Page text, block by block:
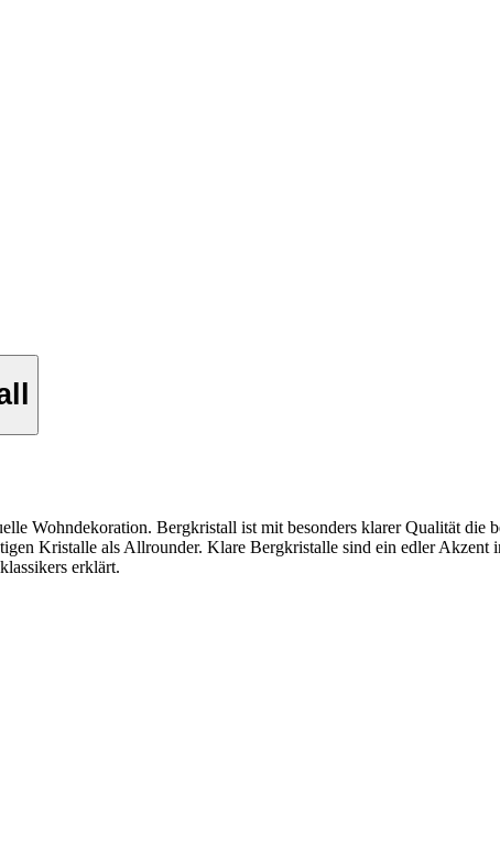
Wohndekoration. Bergkristall ist mit besonders klarer Qualität die
Kristalle als Allrounder. Klare Bergkristalle sind ein edler Akzent
erklärt.